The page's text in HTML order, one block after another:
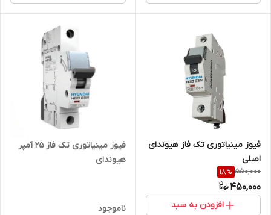
فیوز مینیاتوری تک فاز هیوندای
اصلی
550,000
18%
450,000
افزودن به سبد
فیوز مینیاتوری تک فاز 25 آمپر
هیوندای
ناموجود